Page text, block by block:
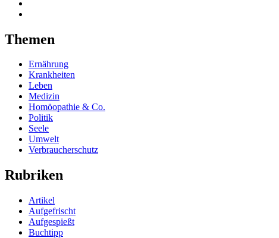
Themen
Ernährung
Krankheiten
Leben
Medizin
Homöopathie & Co.
Politik
Seele
Umwelt
Verbraucherschutz
Rubriken
Artikel
Aufgefrischt
Aufgespießt
Buchtipp